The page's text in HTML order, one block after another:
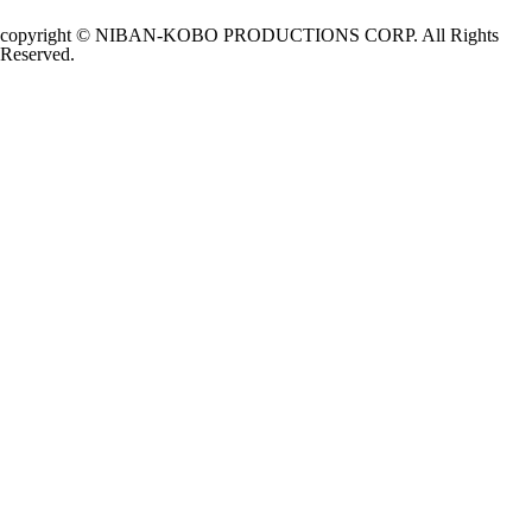
copyright © NIBAN-KOBO PRODUCTIONS CORP. All Rights
Reserved.